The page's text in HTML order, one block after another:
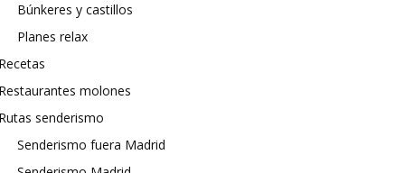
Búnkeres y castillos
Planes relax
molones
senderismo
Senderismo fuera Madrid